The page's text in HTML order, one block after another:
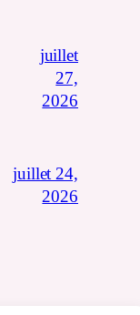
juillet
27,
2026
juillet 24,
2026